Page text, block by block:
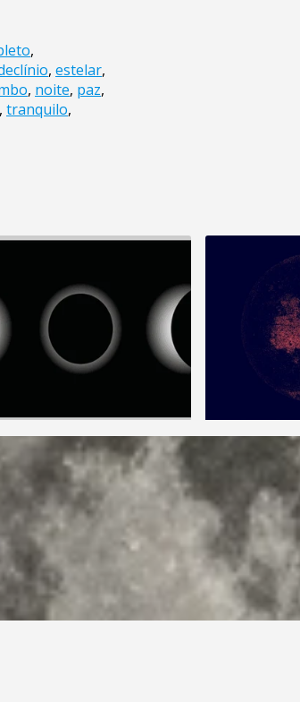
,
, estelar,
, noite, paz,
, tranquilo,